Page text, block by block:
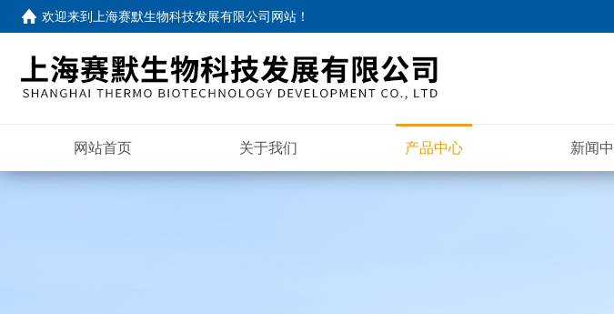
欢迎来到 上海赛默生物科技发展有限公司网站 ！
网站首页 关于我们 产品中心 新闻